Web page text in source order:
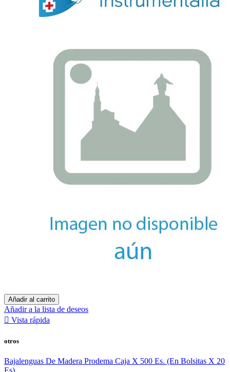
Añadir al carrito
Añadir a la lista de deseos
 Vista rápida
otros
Bajalenguas De Madera Prodema Caja X 500 Es. (En Bolsitas X 20
Es)